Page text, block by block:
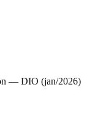
— DIO (jan/2026)